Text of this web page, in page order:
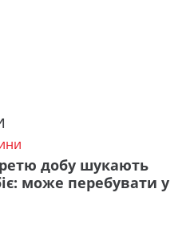
добу шукають
може перебувати у